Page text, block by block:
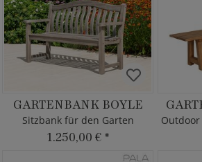
GARTENBANK BOYLE
Sitzbank für den Garten
1.250,00 € *
Outdoor